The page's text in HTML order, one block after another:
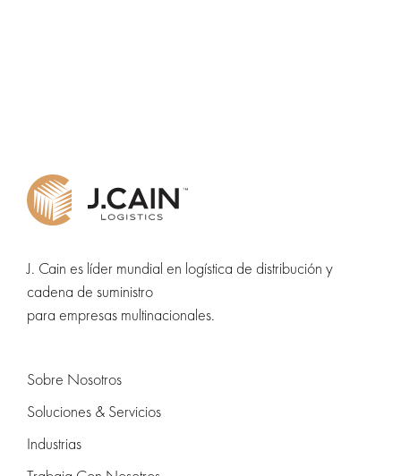
J. Cain es líder mundial en logística de distribución y
cadena de suministro
para empresas multinacionales.
Sobre Nosotros
Soluciones & Servicios
Industrias